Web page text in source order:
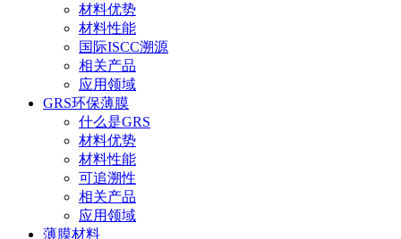
材料优势
材料性能
国际ISCC溯源
相关产品
应用领域
GRS环保薄膜
什么是GRS
材料优势
材料性能
可追溯性
相关产品
应用领域
薄膜材料